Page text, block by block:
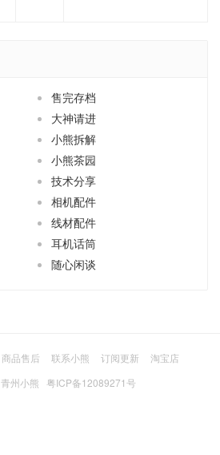
售完存档
大神请进
小熊拆解
小熊茶园
技术分享
相机配件
线材配件
耳机话筒
随心闲谈
商品售后 联系小熊 订阅更新
淘宝店
青州小熊 粤ICP备12089271号